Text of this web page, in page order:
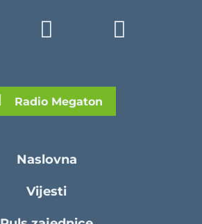
Radio Megaton
Naslovna
Vijesti